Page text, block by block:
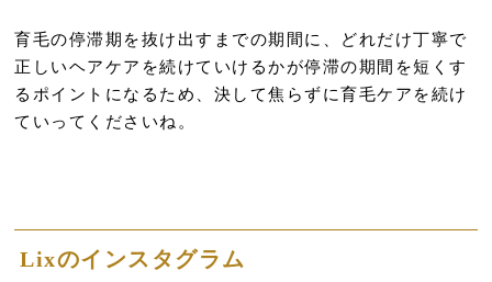
育毛の停滞期を抜け出すまでの期間に、どれだけ丁寧で
正しいヘアケアを続けていけるかが停滞の期間を短くす
るポイントになるため、決して焦らずに育毛ケアを続け
ていってくださいね。
Lixのインスタグラム